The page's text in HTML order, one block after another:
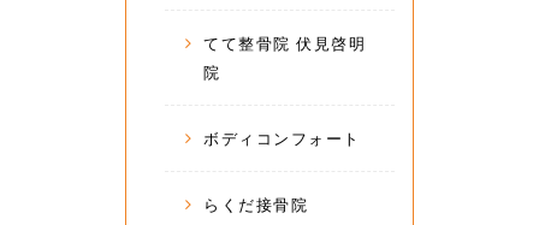
てて整骨院 伏見啓明
院
ボディコンフォート
らくだ接骨院